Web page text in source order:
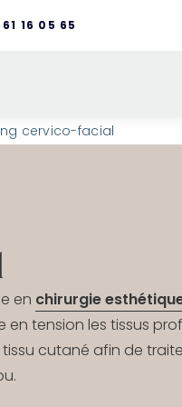
16 05 65
cervico-facial
en chirurgie
en tension les tissus
cutané afin de